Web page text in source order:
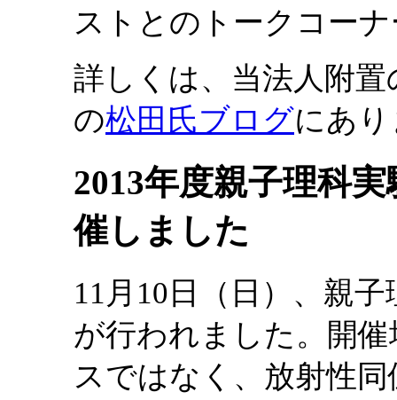
ストとのトークコー
詳しくは、当法人附置
の松田氏ブログにあ
2013年度親子理科
催しました
11月10日（日）、親
が行われました。開
スではなく、放射性